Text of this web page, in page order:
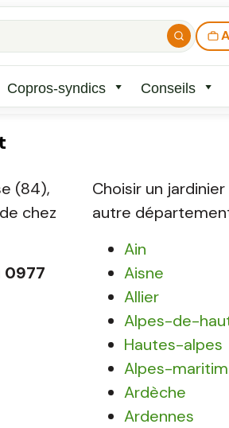
Copros-syndics Conseils
(84),
chez
0977
Choisir un
autre
Ain
Aisne
Allier
Alpes-de-
Hautes-alpes
Alpes-
Ardèche
Ardennes